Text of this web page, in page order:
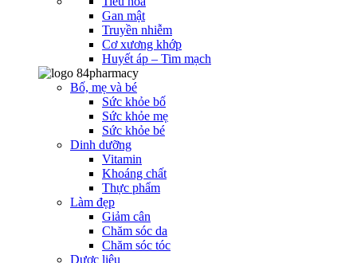
Gan mật
Truyền nhiễm
Cơ xương khớp
Huyết áp – Tim mạch
Bố, mẹ và bé
Sức khỏe bố
Sức khỏe mẹ
Sức khỏe bé
Dinh dưỡng
Vitamin
Khoáng chất
Thực phẩm
Làm đẹp
Giảm cân
Chăm sóc da
Chăm sóc tóc
Dược liệu